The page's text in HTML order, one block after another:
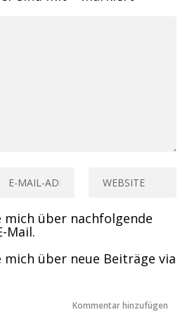
mich über nachfolgende
Mail.
mich über neue Beiträge via